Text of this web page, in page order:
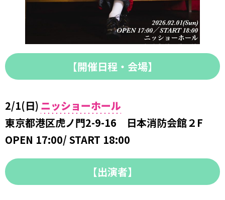
【開催日程・会場】
2/1(日) ニッショーホール
東京都港区虎ノ門2-9-16 日本消防会館２F
OPEN 17:00/ START 18:00
【出演者】